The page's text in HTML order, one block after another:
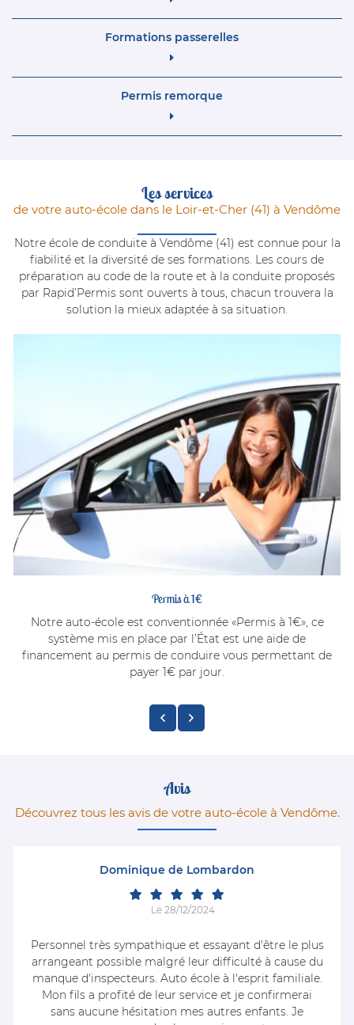
Formations passerelles
Permis remorque
Les services
de votre auto-école dans le Loir-et-Cher (41) à Vendôme
Notre école de conduite à Vendôme (41) est connue pour la
fiabilité et la diversité de ses formations. Les cours de
préparation au code de la route et à la conduite proposés
par Rapid’Permis sont ouverts à tous, chacun trouvera la
solution la mieux adaptée à sa situation.
Permis à 1€
Notre auto-école est conventionnée «Permis à 1€», ce
système mis en place par l’État est une aide de
financement au permis de conduire vous permettant de
payer 1€ par jour.
Avis
Découvrez tous les avis de votre auto-école à Vendôme.
Dominique de Lombardon
Le 28/12/2024
Personnel très sympathique et essayant d'être le plus
arrangeant possible malgré leur difficulté à cause du
manque d'inspecteurs. Auto école à l'esprit familiale.
Mon fils a profité de leur service et je confirmerai
sans aucune hésitation mes autres enfants. Je